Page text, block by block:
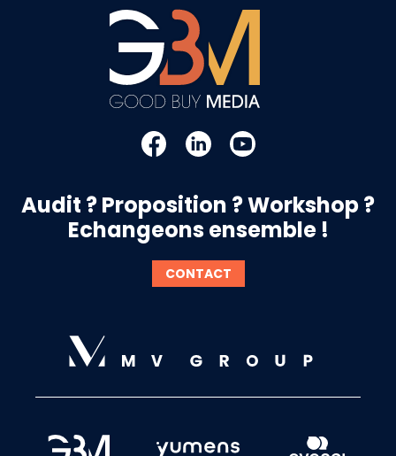
Audit ? Proposition ? Workshop ?
Echangeons ensemble !
CONTACT